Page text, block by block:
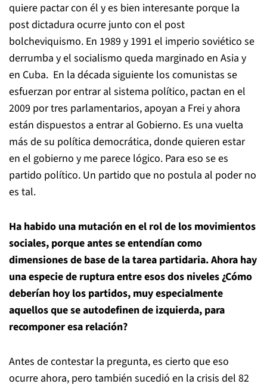
quiere pactar con él y es bien interesante porque la
post dictadura ocurre junto con el post
bolcheviquismo. En 1989 y 1991 el imperio soviético se
derrumba y el socialismo queda marginado en Asia y
en Cuba. En la década siguiente los comunistas se
esfuerzan por entrar al sistema político, pactan en el
2009 por tres parlamentarios, apoyan a Frei y ahora
están dispuestos a entrar al Gobierno. Es una vuelta
más de su política democrática, donde quieren estar
en el gobierno y me parece lógico. Para eso se es
partido político. Un partido que no postula al poder no
es tal.
Ha habido una mutación en el rol de los movimientos
sociales, porque antes se entendían como
dimensiones de base de la tarea partidaria. Ahora hay
una especie de ruptura entre esos dos niveles ¿Cómo
deberían hoy los partidos, muy especialmente
aquellos que se autodefinen de izquierda, para
recomponer esa relación?
Antes de contestar la pregunta, es cierto que eso
ocurre ahora, pero también sucedió en la crisis del 82